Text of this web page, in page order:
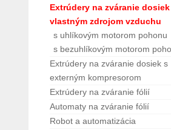
Extrúdery na zváranie
vlastným zdrojom vzduchu
s uhlíkovým motorom pohonu
s bezuhlíkovým motorom
Extrúdery na zváranie dosiek s
externým kompresorom
Extrúdery na zváranie fólií
Automaty na zváranie fólií
Robot a automatizácia